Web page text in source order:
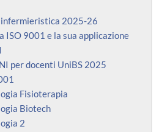
infermieristica 2025-26
ISO 9001 e la sua applicazione
per docenti UniBS 2025
Fisioterapia
Biotech
2